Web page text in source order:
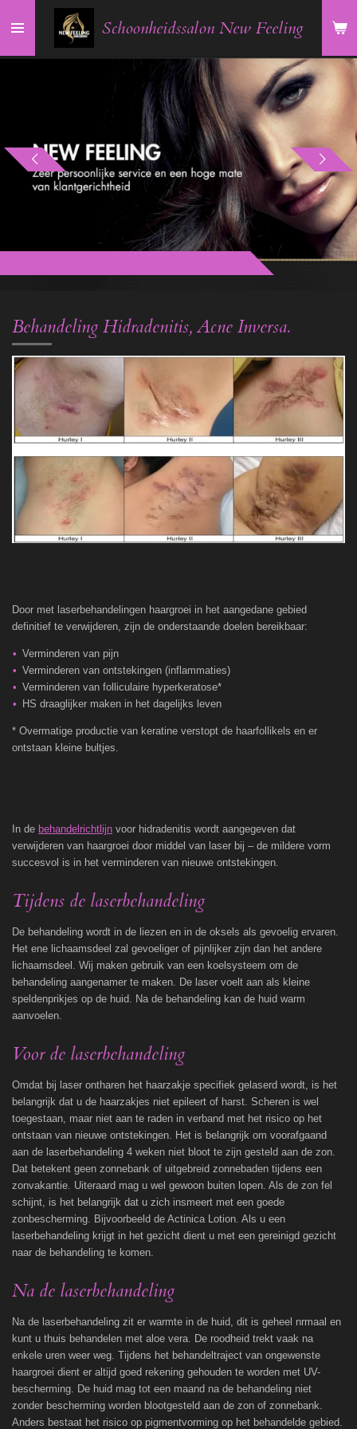
direct
Schoonheidssalon New Feeling
Behandeling Hidradenitis, Acne Inversa.
Door met laserbehandelingen haargroei in het aangedane gebied
definitief te verwijderen, zijn de onderstaande doelen bereikbaar:
Verminderen van pijn
Verminderen van ontstekingen (inflammaties)
Verminderen van folliculaire hyperkeratose*
HS draaglijker maken in het dagelijks leven
* Overmatige productie van keratine verstopt de haarfollikels en er
ontstaan kleine bultjes.
In de behandelrichtlijn voor hidradenitis wordt aangegeven dat
verwijderen van haargroei door middel van laser bij – de mildere vorm
succesvol is in het verminderen van nieuwe ontstekingen.
Tijdens de laserbehandeling
De behandeling wordt in de liezen en in de oksels als gevoelig ervaren.
Het ene lichaamsdeel zal gevoeliger of pijnlijker zijn dan het andere
lichaamsdeel. Wij maken gebruik van een koelsysteem om de
behandeling aangenamer te maken. De laser voelt aan als kleine
speldenprikjes op de huid. Na de behandeling kan de huid warm
aanvoelen.
Voor de laserbehandeling
Omdat bij laser ontharen het haarzakje specifiek gelaserd wordt, is het
belangrijk dat u de haarzakjes niet epileert of harst. Scheren is wel
toegestaan, maar niet aan te raden in verband met het risico op het
ontstaan van nieuwe ontstekingen. Het is belangrijk om voorafgaand
aan de laserbehandeling 4 weken niet bloot te zijn gesteld aan de zon.
Dat betekent geen zonnebank of uitgebreid zonnebaden tijdens een
zonvakantie. Uiteraard mag u wel gewoon buiten lopen. Als de zon fel
schijnt, is het belangrijk dat u zich insmeert met een goede
zonbescherming. Bijvoorbeeld de Actinica Lotion. Als u een
laserbehandeling krijgt in het gezicht dient u met een gereinigd gezicht
naar de behandeling te komen.
Na de laserbehandeling
Na de laserbehandeling zit er warmte in de huid, dit is geheel nrmaal en
kunt u thuis behandelen met aloe vera. De roodheid trekt vaak na
enkele uren weer weg. Tijdens het behandeltraject van ongewenste
haargroei dient er altijd goed rekening gehouden te worden met UV-
bescherming. De huid mag tot een maand na de behandeling niet
zonder bescherming worden blootgesteld aan de zon of zonnebank.
Anders bestaat het risico op pigmentvorming op het behandelde gebied.